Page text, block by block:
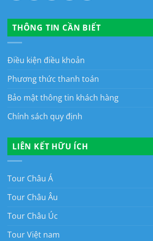
THÔNG TIN CẦN BIẾT
Điều kiện điều khoản
Phương thức thanh toán
Bảo mật thông tin khách hàng
Chính sách quy định
LIÊN KẾT HỮU ÍCH
Tour Châu Á
Tour Châu Âu
Tour Châu Úc
Tour Việt nam